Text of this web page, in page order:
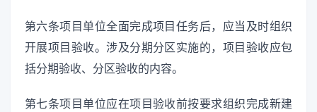
第六条项目单位全面完成项目任务后，应当及时组织
开展项目验收。涉及分期分区实施的，项目验收应包
括分期验收、分区验收的内容。
第七条项目单位应在项目验收前按要求组织完成新建